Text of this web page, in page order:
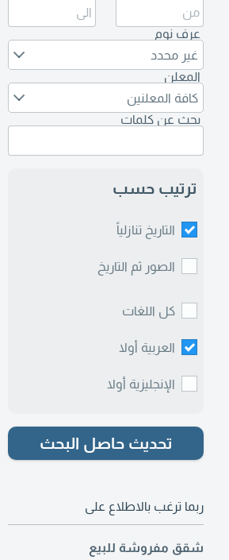
عرف نوم
غير محدد
المعلن
كافة المعلنين
بحث عن كلمات
ترتيب حسب
التاريخ تنازلياً
الصور ثم التاريخ
كل اللغات
العربية أولا
الإنجليزية أولا
تحديث حاصل البحث
ربما ترغب بالاطلاع على
شقق مفروشة للبيع